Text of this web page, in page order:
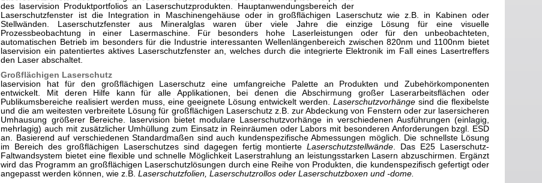
des laservision Produktportfolios an Laserschutzprodukten. Hauptanwendungsbereich der
Laserschutzfenster ist die Integration in Maschinengehäuse oder in großflächigen Laserschutz wie z.B. in Kabinen oder
Stellwänden. Laserschutzfenster aus Mineralglas waren über viele Jahre die einzige Lösung für eine visuelle
Prozessbeobachtung in einer Lasermaschine. Für besonders hohe Laserleistungen oder für den unbeobachteten,
automatischen Betrieb im besonders für die Industrie interessanten Wellenlängenbereich zwischen 820nm und 1100nm bietet
laservision ein patentiertes aktives Laserschutzfenster an, welches durch die integrierte Elektronik im Fall eines Lasertreffers
den Laser abschaltet.
Großflächigen Laserschutz
laservision hat für den großflächigen Laserschutz eine umfangreiche Palette an Produkten und Zubehörkomponenten
entwickelt. Mit deren Hilfe kann für alle Applikationen, bei denen die Abschirmung großer Laserarbeitsflächen oder
Publikumsbereiche realisiert werden muss, eine geeignete Lösung entwickelt werden.Laserschutzvorhänge sind die flexibelste
und die am weitesten verbreitete Lösung für großflächigen Laserschutz z.B. zur Abdeckung von Fenstern oder zur lasersicheren
Umhausung größerer Bereiche. laservision bietet modulare Laserschutzvorhänge in verschiedenen Ausführungen (einlagig,
mehrlagig) auch mit zusätzlicher Umhüllung zum Einsatz in Reinräumen oder Labors mit besonderen Anforderungen bzgl. ESD
an. Basierend auf verschiedenen Standardmaßen sind auch kundenspezifische Abmessungen möglich. Die schnellste Lösung
im Bereich des großflächigen Laserschutzes sind dagegen fertig montierteLaserschutzstellwände . Das E25 Laserschutz-
Faltwandsystem bietet eine flexible und schnelle Möglichkeit Laserstrahlung an leistungsstarken Lasern abzuschirmen. Ergänzt
wird das Programm an großflächigen Laserschutzlösungen durch eine Reihe von Produkten, die kundenspezifisch gefertigt oder
angepasst werden können, wie z.B. Laserschutzfolien, Laserschutzrollos oder Laserschutzboxen und -dome.